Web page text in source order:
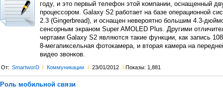
году, и это первый телефон этой компании, оснащенный
процессором. Galaxy S2 работает на базе операционной
2.3 (Gingerbread), и оснащен невероятно большим 4.3-
сенсорным экраном Super AMOLED Plus. Другими
чертами Galaxy S2 являются такие функции, как запись
8-мегапиксельная фотокамера, и вторая камера на
видео звонков.
От: SmartworD l Коммуникации l 23/01/2012 l Показы: 1,881
Роль мобильной связи